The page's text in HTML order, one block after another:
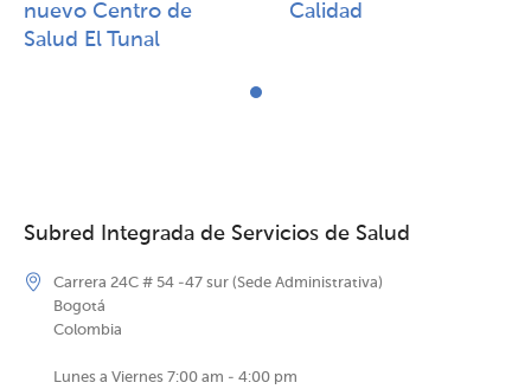
nuevo Centro de
Salud El Tunal
Calidad​​
Subred Integrada de Servicios de Salud
Carrera 24C # 54 -47 sur (Sede Administrativa)
Bogotá
Colombia
Lunes a Viernes 7:00 am - 4:00 pm